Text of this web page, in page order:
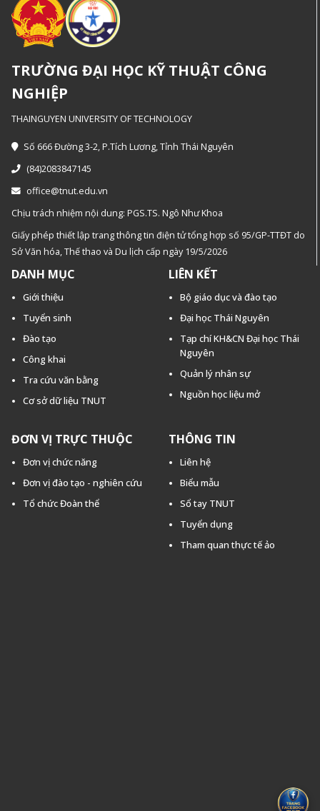
TRƯỜNG ĐẠI HỌC KỸ THUẬT CÔNG
NGHIỆP
THAINGUYEN UNIVERSITY OF TECHNOLOGY
Số 666 Đường 3-2, P.Tích Lương, Tỉnh Thái Nguyên
(84)2083847145
office@tnut.edu.vn
Chịu trách nhiệm nội dung: PGS.TS. Ngô Như Khoa
Giấy phép thiết lập trang thông tin điện tử tổng hợp số 95/GP-TTĐT do
Sở Văn hóa, Thế thao và Du lịch cấp ngày 19/5/2026
DANH MỤC
Giới thiệu
Tuyển sinh
Đào tạo
Công khai
Tra cứu văn bằng
Cơ sở dữ liệu TNUT
LIÊN KẾT
Bộ giáo dục và đào tạo
Đại học Thái Nguyên
Tạp chí KH&CN Đại học Thái
Nguyên
Quản lý nhân sự
Nguồn học liệu mở
ĐƠN VỊ TRỰC THUỘC
Đơn vị chức năng
Đơn vị đào tạo - nghiên cứu
Tổ chức Đoàn thể
THÔNG TIN
Liên hệ
Biểu mẫu
Sổ tay TNUT
Tuyển dụng
Tham quan thực tế ảo